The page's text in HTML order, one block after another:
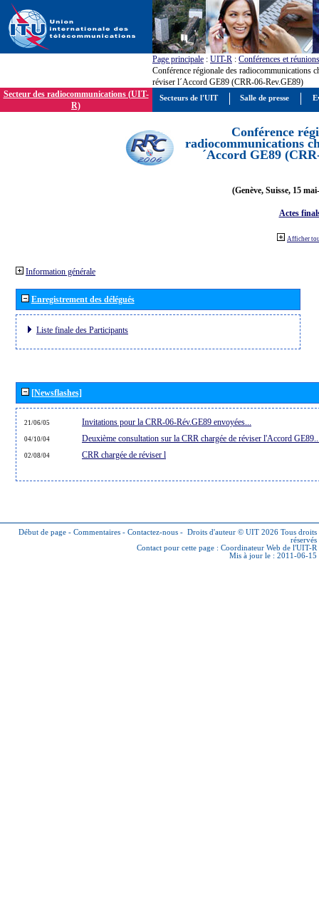
Page principale : UIT-R : Conférences et réunions
Conférence régionale des radiocommunications
réviser l´Accord GE89 (CRR-06-Rev.GE89)
Secteur des radiocommunications (UIT-
R)
Conférence
radiocommunications
´Accord GE89
(Genève, Suisse, 15
Actes
Afficher
Information générale
Enregistrement des délégués
Liste finale des Participants
[Newsflashes]
21/06/05 Invitations pour la CRR-06-Rév.GE89 envoyées...
04/10/04 Deuxième consultation sur la CRR chargée de réviser l'Accord
02/08/04 CRR chargée de réviser l
Début de page - Commentaires - Contactez-nous - Droits d'auteur © UIT 2026 Tous droits
réservés
Contact pour cette page : Coordinateur Web de l'UIT-R
Mis à jour le : 2011-06-15
Secteurs de l'UIT Salle de presse